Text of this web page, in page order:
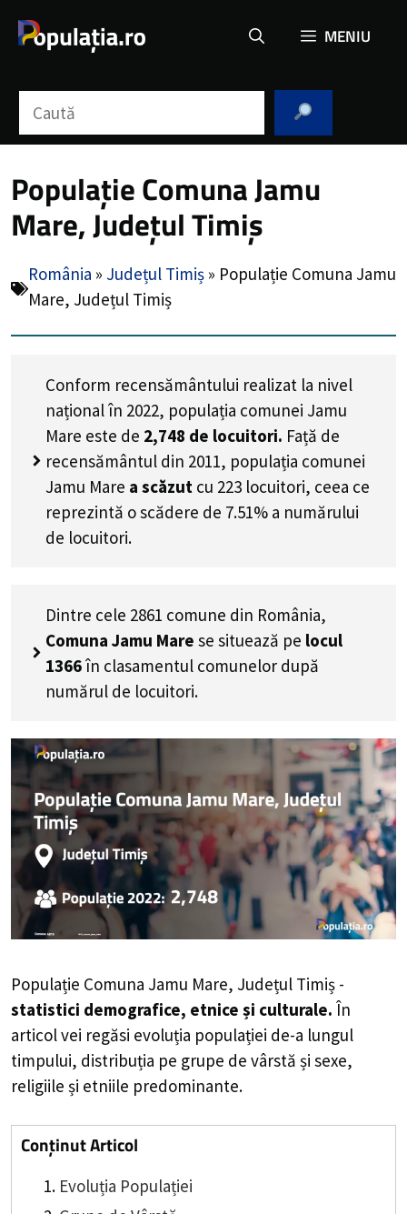
MENIU
Populație Comuna Jamu
Mare, Județul Timiș
România » Județul Timiș » Populație Comuna Jamu
Mare, Județul Timiș
Conform recensământului realizat la nivel
național în 2022, populația comunei Jamu
Mare este de 2,748 de locuitori. Față de
recensământul din 2011, populația comunei
Jamu Mare a scăzut cu 223 locuitori, ceea ce
reprezintă o scădere de 7.51% a numărului
de locuitori.
Dintre cele 2861 comune din România,
Comuna Jamu Mare se situează pe locul
1366în clasamentul comunelor după
numărul de locuitori.
Populație Comuna Jamu Mare, Județul Timiș -
statistici demografice, etnice și culturale. În
articol vei regăsi evoluția populației de-a lungul
timpului, distribuția pe grupe de vârstă și sexe,
religiile și etniile predominante.
Conținut Articol
Evoluția Populației